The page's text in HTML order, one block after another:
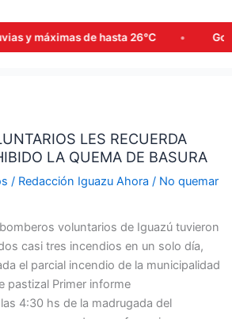
de hasta 26°C Goerling,
LES RECUERDA
LA QUEMA DE BASURA
/ Redacción Iguazu Ahora / No quemar
voluntarios de Iguazú tuvieron
casi tres incendios en un solo día,
el parcial incendio de la municipalidad
pastizal Primer informe
4:30 hs de la madrugada del